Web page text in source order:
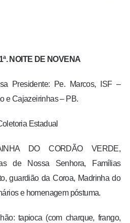
NOITE DE NOVENA
Presidente: Pe. Marcos, ISF –
e Cajazeirinhas – PB.
Estadual
DO CORDÃO VERDE,
de Nossa Senhora, Famílias
guardião da Coroa, Madrinha do
e homenagem póstuma.
tapioca (com charque, frango,